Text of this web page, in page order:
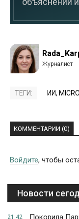
ТЕГИ: ИИ,
КОММЕНТАРИИ (0)
Войдите, чтобы
Новости
21:42
Покорила